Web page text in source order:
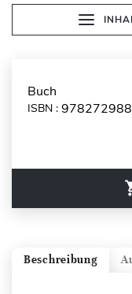
Buch
ISBN :
Beschreibung